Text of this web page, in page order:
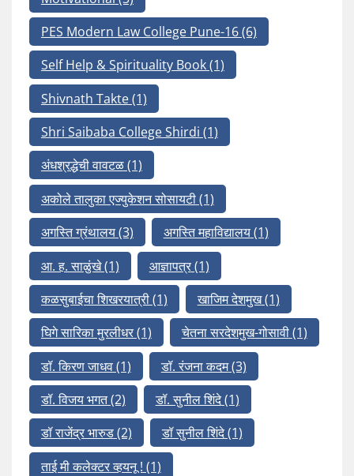
PES Modern Law College Pune-16(6)
Self Help & Spirituality Book(1)
Shivnath Takte(1)
Shri Saibaba College Shirdi (1)
अंधश्रद्धेची वावटळ(1)
अकोले तालुका एज्युकेशन सोसायटी(1)
अगस्ति ग्रंथालय(3) अगस्ति महाविद्यालय(1)
आ. ह. साळुंखे(1) आज्ञापत्र(1)
कळसुबाईचा शिखरयात्री(1) खाजिम देशमुख(1)
घिगे सारिका मुरलीधर(1) चेतना सरदेशमुख-गोसावी(1)
डॉ. किरण जाधव(1) डॉ. रंजना कदम(3)
डॉ. विजय भगत(2) डॉ. सुनील शिंदे(1)
डॉ राजेंद्र भारुड(2) डॉ सुनील शिंदे(1)
ताई मी कलेक्टर व्हयनू ! (1)